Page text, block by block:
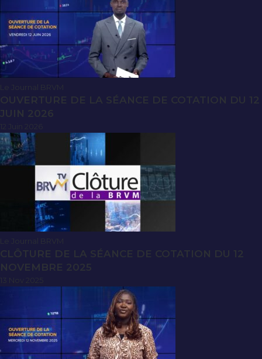
Le Journal BRVM
OUVERTURE DE LA SÉANCE DE COTATION DU 12
JUIN 2026
Le Journal BRVM
CLÔTURE DE LA SÉANCE DE COTATION DU 12
NOVEMBRE 2025